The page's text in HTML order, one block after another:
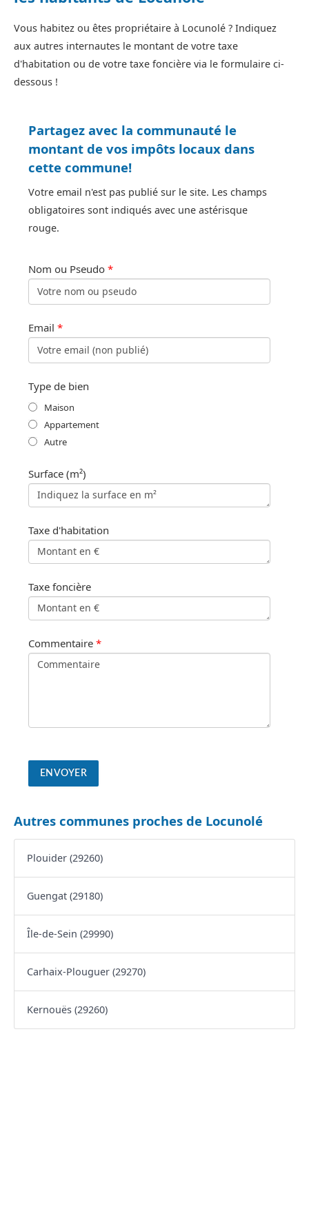
Vous habitez ou êtes propriétaire à Locunolé ? Indiquez
aux autres internautes le montant de votre taxe
d'habitation ou de votre taxe foncière via le formulaire ci-
dessous !
Partagez avec la communauté le
montant de vos impôts locaux dans
cette commune!
Votre email n'est pas publié sur le site. Les champs
obligatoires sont indiqués avec une astérisque
rouge.
Nom ou Pseudo *
Email *
Type de bien
Maison
Appartement
Autre
Surface (m²)
Taxe d'habitation
Taxe foncière
Commentaire *
Autres communes proches de Locunolé
Plouider (29260)
Guengat (29180)
Île-de-Sein (29990)
Carhaix-Plouguer (29270)
Kernouës (29260)